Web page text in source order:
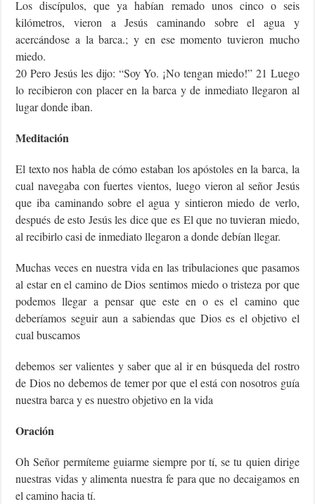
Los discípulos, que ya habían remado unos cinco o seis
kilómetros, vieron a Jesús caminando sobre el agua y
acercándose a la barca.; y en ese momento tuvieron mucho
miedo.
20 Pero Jesús les dijo: “Soy Yo. ¡No tengan miedo!” 21 Luego
lo recibieron con placer en la barca y de inmediato llegaron al
lugar donde iban.
Meditación
El texto nos habla de cómo estaban los apóstoles en la barca, la
cual navegaba con fuertes vientos, luego vieron al señor Jesús
que iba caminando sobre el agua y sintieron miedo de verlo,
después de esto Jesús les dice que es El que no tuvieran miedo,
al recibirlo casi de inmediato llegaron a donde debían llegar.
Muchas veces en nuestra vida en las tribulaciones que pasamos
al estar en el camino de Dios sentimos miedo o tristeza por que
podemos llegar a pensar que este en o es el camino que
deberíamos seguir aun a sabiendas que Dios es el objetivo el
cual buscamos
debemos ser valientes y saber que al ir en búsqueda del rostro
de Dios no debemos de temer por que el está con nosotros guía
nuestra barca y es nuestro objetivo en la vida
Oración
Oh Señor permíteme guiarme siempre por tí, se tu quien dirige
nuestras vidas y alimenta nuestra fe para que no decaigamos en
el camino hacia tí.